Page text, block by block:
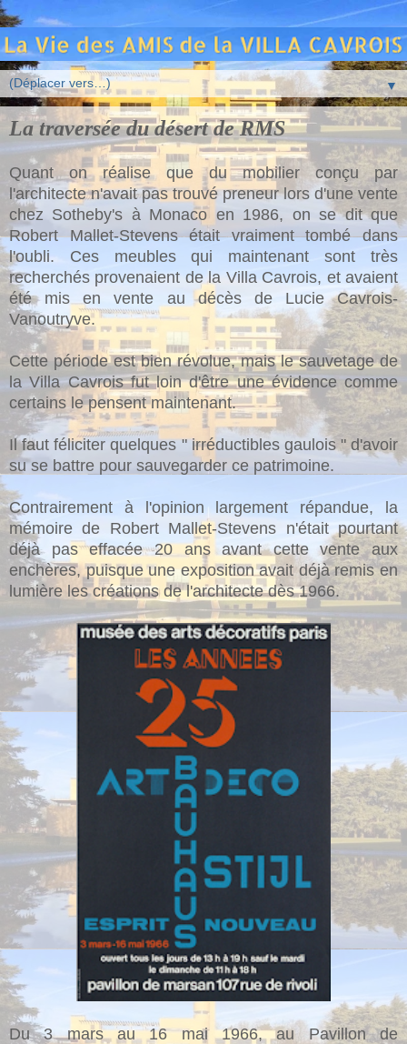
▼
La traversée du désert de RMS
Quant on réalise que du mobilier conçu par
l'architecte n'avait pas trouvé preneur lors d'une vente
chez Sotheby's à Monaco en 1986, on se dit que
Robert Mallet-Stevens était vraiment tombé dans
l'oubli. Ces meubles qui maintenant sont très
recherchés provenaient de la Villa Cavrois, et avaient
été mis en vente au décès de Lucie Cavrois-
Vanoutryve.
Cette période est bien révolue, mais le sauvetage de
la Villa Cavrois fut loin d'être une évidence comme
certains le pensent maintenant.
Il faut féliciter quelques " irréductibles gaulois " d'avoir
su se battre pour sauvegarder ce patrimoine.
Contrairement à l'opinion largement répandue, la
mémoire de Robert Mallet-Stevens n'était pourtant
déjà pas effacée 20 ans avant cette vente aux
enchères, puisque une exposition avait déjà remis en
lumière les créations de l'architecte dès 1966.
Du 3 mars au 16 mai 1966, au Pavillon de